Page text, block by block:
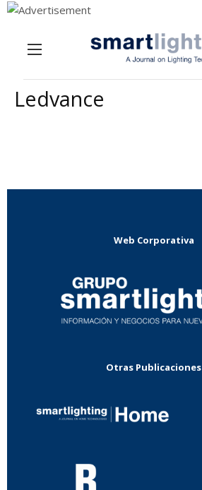
Menu
Ledvance
Web Corporativa
Otras Publicaciones